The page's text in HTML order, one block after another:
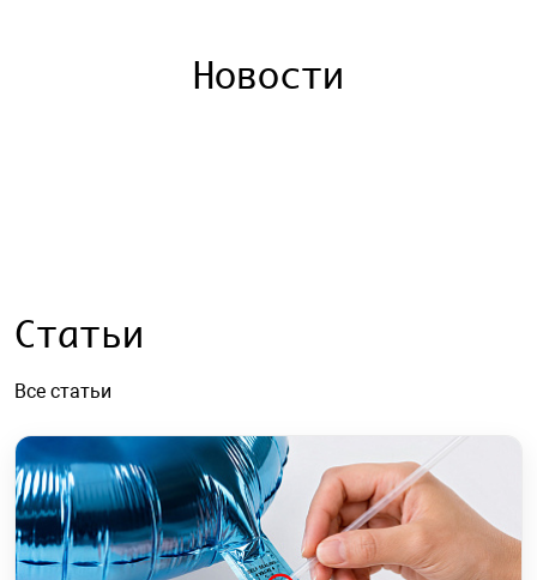
Новости
Статьи
Все статьи